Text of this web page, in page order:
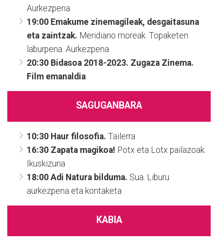
Aurkezpena
19:00 Emakume zinemagileak, desgaitasuna
eta zaintzak. Meridiano moreak. Topaketen
laburpena. Aurkezpena
20:30 Bidasoa 2018-2023. Zugaza Zinema.
Film emanaldia
SAGUGANBARA
10:30 Haur filosofia. Tailerra
16:30 Zapata magikoa! Potx eta Lotx pailazoak.
Ikuskizuna
18:00 Adi Natura bilduma. Sua. Liburu
aurkezpena eta kontaketa
KABIA